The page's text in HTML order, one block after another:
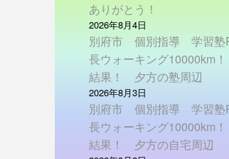
ありがとう！
2026年8月4日
別府市 個別指導 学習
長ウォーキング10000km
結果！ 夕方の塾周辺
2026年8月3日
別府市 個別指導 学習
長ウォーキング10000km
結果！ 夕方の自宅周辺